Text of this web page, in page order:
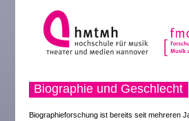
Biographie und Geschlecht
Biographieforschung ist bereits seit mehreren